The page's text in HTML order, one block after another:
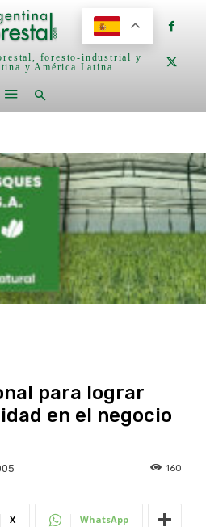
foresto-industrial y
y América Latina
para lograr
en el negocio
160
X WhatsApp